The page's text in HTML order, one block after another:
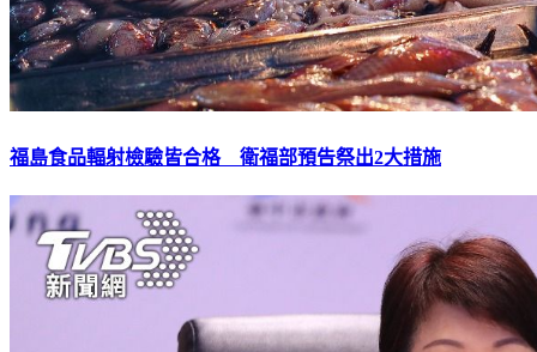
福島食品輻射檢驗皆合格 衛福部預告祭出2大措施